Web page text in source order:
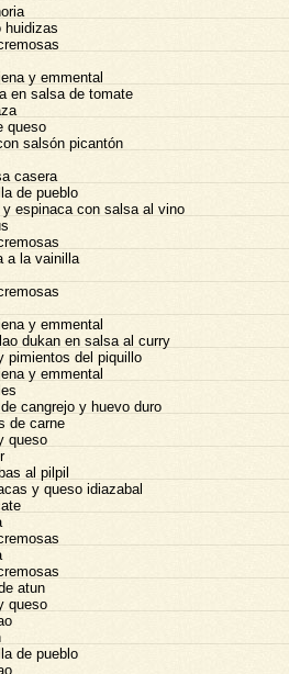
huidizas
y emmental
en salsa de tomate
queso
salsón picantón
casera
de pueblo
espinaca con salsa al vino
a la vainilla
y emmental
dukan en salsa al curry
pimientos del piquillo
y emmental
cangrejo y huevo duro
de carne
queso
al pilpil
y queso idiazabal
atun
queso
de pueblo